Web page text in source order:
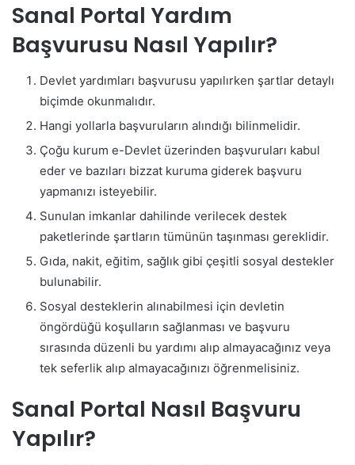
Sanal Portal Yardım
Başvurusu Nasıl Yapılır?
Devlet yardımları başvurusu yapılırken şartlar detaylı
biçimde okunmalıdır.
Hangi yollarla başvuruların alındığı bilinmelidir.
Çoğu kurum e-Devlet üzerinden başvuruları kabul
eder ve bazıları bizzat kuruma giderek başvuru
yapmanızı isteyebilir.
Sunulan imkanlar dahilinde verilecek destek
paketlerinde şartların tümünün taşınması gereklidir.
Gıda, nakit, eğitim, sağlık gibi çeşitli sosyal destekler
bulunabilir.
Sosyal desteklerin alınabilmesi için devletin
öngördüğü koşulların sağlanması ve başvuru
sırasında düzenli bu yardımı alıp almayacağınız veya
tek seferlik alıp almayacağınızı öğrenmelisiniz.
Sanal Portal Nasıl Başvuru
Yapılır?